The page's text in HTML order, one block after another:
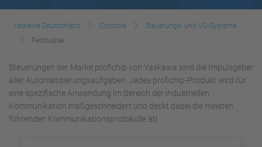
Yaskawa Deutschland Controls
Steuerungs- und I/O-Systeme
Feldbusse
Steuerungen der Marke profichip von Yaskawa sind die Impulsgeber
aller Automatisierungsaufgaben. Jedes profichip-Produkt wird für
eine spezifische Anwendung im Bereich der industriellen
Kommunikation maßgeschneidert und deckt dabei die meisten
führenden Kommunikationsprotokolle ab.